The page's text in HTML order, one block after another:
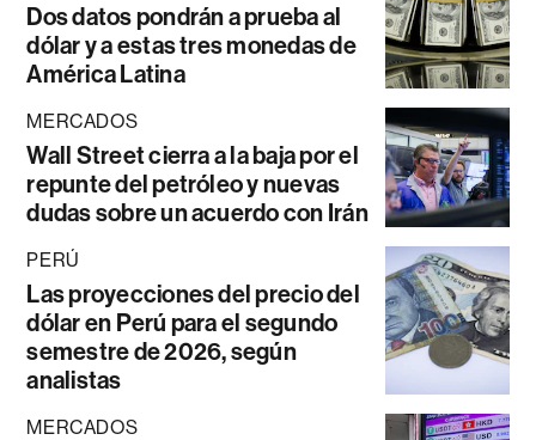
Dos datos pondrán a prueba al
dólar y a estas tres monedas de
América Latina
MERCADOS
Wall Street cierra a la baja por el
repunte del petróleo y nuevas
dudas sobre un acuerdo con Irán
PERÚ
Las proyecciones del precio del
dólar en Perú para el segundo
semestre de 2026, según
analistas
MERCADOS